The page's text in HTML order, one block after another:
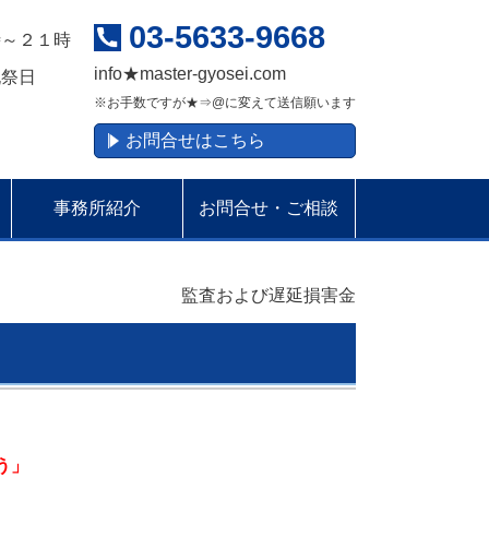
２１時
日
03-5633-9668
info★master-gyosei.com
※お手数ですが★⇒@に変えて送信願います
お問合せはこちら
事務所紹介 お問合せ・ご相談
監査および遅延損害金